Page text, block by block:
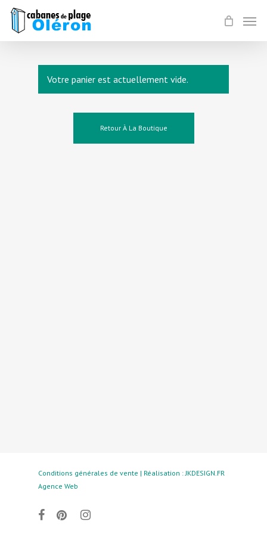
main
content
Votre panier est actuellement vide.
Retour À La Boutique
Conditions générales de vente | Réalisation :JKDESIGN.FR
Agence Web
facebookpinterestinstagram